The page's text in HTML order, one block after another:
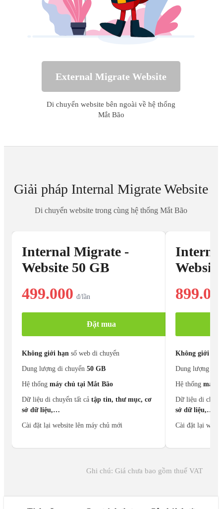
External Migrate Website
Di chuyển website bên ngoài về hệ thống
Mắt Bão
Giải pháp Internal Migrate Website
Di chuyển website trong cùng hệ thống Mắt Bão
Internal Migrate -
Website 50 GB
499.000 đ/lần
Đặt mua
Không giới hạn số web di chuyển
Dung lượng di chuyển 50 GB
hệ thống máy chủ tại Mắt Bão
dữ liệu di chuyển tất cả tập tin, thư mục, cơ
sở dữ liệu,…
cài đặt lại website lên máy chủ mới
Không giới hạn
Dung lượng di
hệ thống máy
dữ liệu di
sở dữ liệu,…
cài đặt lại
Ghi chú: Giá chưa bao gồm thuế VAT